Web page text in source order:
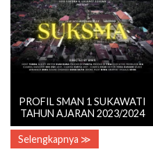
PROFIL SMAN 1 SUKAWATI
TAHUN AJARAN 2023/2024
Selengkapnya ≫